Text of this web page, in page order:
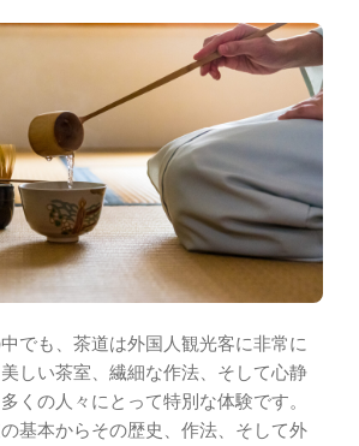
でも、茶道は外国人観光客に非常に
しい茶室、繊細な作法、そして心静
くの人々にとって特別な体験です。
基本からその歴史、作法、そして外